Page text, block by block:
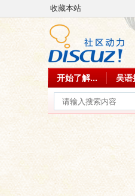
收藏本站
开始了解... 吴语